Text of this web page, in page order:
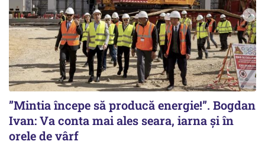
”Mintia începe să producă energie!”. Bogdan
Ivan: Va conta mai ales seara, iarna și în
orele de vârf